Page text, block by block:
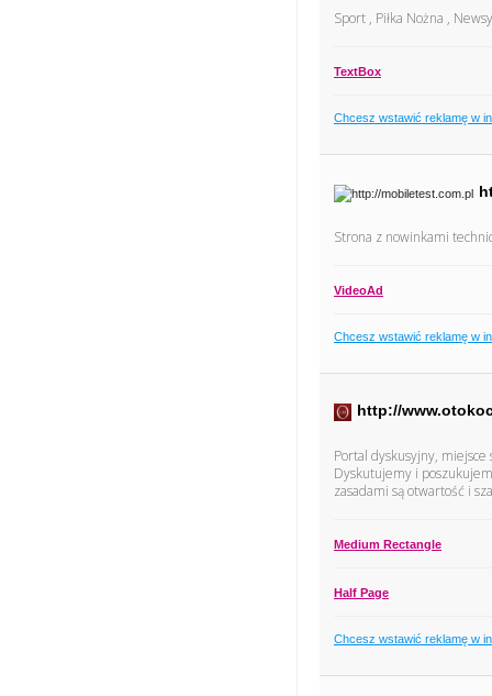
Sport , Piłka Nożna , Newsy
TextBox
Chcesz wstawić reklamę w
Strona z nowinkami
VideoAd
Chcesz wstawić reklamę w
http://
Portal dyskusyjny,
Dyskutujemy i
zasadami są otwartość i
Medium Rectangle
Half Page
Chcesz wstawić reklamę w